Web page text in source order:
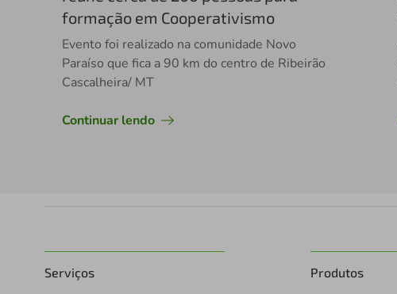
formação em Cooperativismo
Evento foi realizado na comunidade Novo
Paraíso que fica a 90 km do centro de Ribeirão
Cascalheira/ MT
Continuar lendo
Serviços Produtos